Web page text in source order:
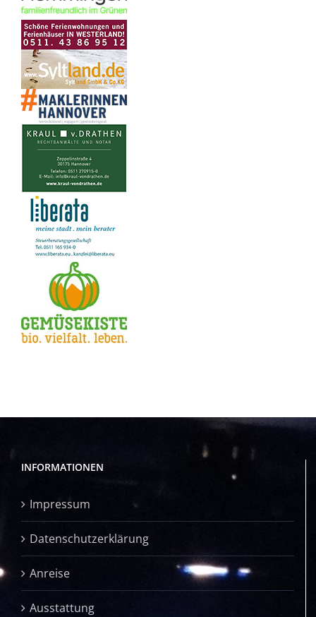
INFORMATIONEN
Impressum
Datenschutzerklärung
Anreise
Ausstattung